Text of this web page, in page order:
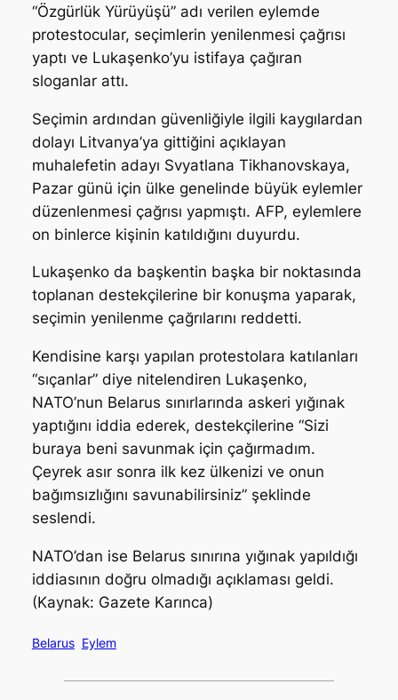
“Özgürlük Yürüyüşü” adı verilen eylemde
protestocular, seçimlerin yenilenmesi çağrısı
yaptı ve Lukaşenko’yu istifaya çağıran
sloganlar attı.
Seçimin ardından güvenliğiyle ilgili kaygılardan
dolayı Litvanya’ya gittiğini açıklayan
muhalefetin adayı Svyatlana Tikhanovskaya,
Pazar günü için ülke genelinde büyük eylemler
düzenlenmesi çağrısı yapmıştı. AFP, eylemlere
on binlerce kişinin katıldığını duyurdu.
Lukaşenko da başkentin başka bir noktasında
toplanan destekçilerine bir konuşma yaparak,
seçimin yenilenme çağrılarını reddetti.
Kendisine karşı yapılan protestolara katılanları
“sıçanlar” diye nitelendiren Lukaşenko,
NATO’nun Belarus sınırlarında askeri yığınak
yaptığını iddia ederek, destekçilerine “Sizi
buraya beni savunmak için çağırmadım.
Çeyrek asır sonra ilk kez ülkenizi ve onun
bağımsızlığını savunabilirsiniz” şeklinde
seslendi.
NATO’dan ise Belarus sınırına yığınak yapıldığı
iddiasının doğru olmadığı açıklaması geldi.
(Kaynak: Gazete Karınca)
Belarus Eylem